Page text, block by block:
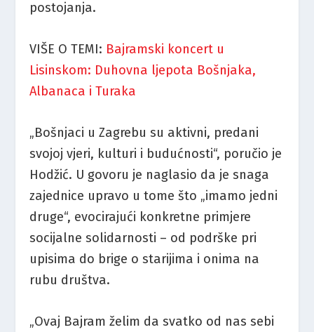
postojanja.
VIŠE O TEMI: Bajramski koncert u
Lisinskom: Duhovna ljepota Bošnjaka,
Albanaca i Turaka
„Bošnjaci u Zagrebu su aktivni, predani
svojoj vjeri, kulturi i budućnosti“, poručio je
Hodžić. U govoru je naglasio da je snaga
zajednice upravo u tome što „imamo jedni
druge“, evocirajući konkretne primjere
socijalne solidarnosti – od podrške pri
upisima do brige o starijima i onima na
rubu društva.
„Ovaj Bajram želim da svatko od nas sebi